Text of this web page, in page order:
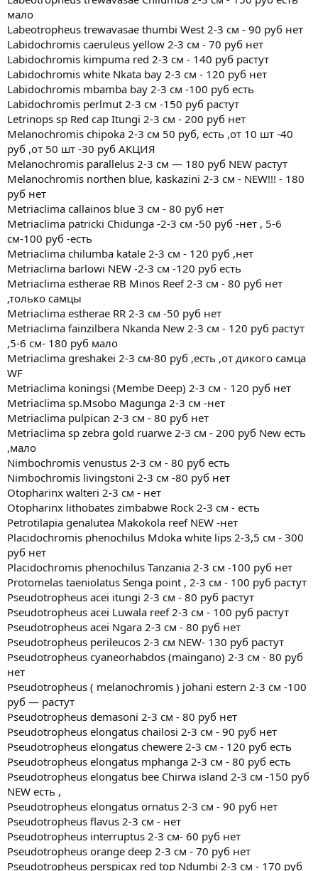
мало
Labeotropheus trewavasae thumbi West 2-3 см - 90 руб нет
Labidochromis caeruleus yellow 2-3 см - 70 руб нет
Labidochromis kimpuma red 2-3 см - 140 руб растут
Labidoсhromis white Nkata bay 2-3 см - 120 руб нет
Labidochromis mbamba bay 2-3 см -100 руб есть
Labidochromis perlmut 2-3 см -150 руб растут
Letrinops sp Red cap Itungi 2-3 см - 200 руб нет
Melanochromis chipoka 2-3 см 50 руб, есть ,от 10 шт -40
руб ,от 50 шт -30 руб АКЦИЯ
Melanochromis parallelus 2-3 см — 180 руб NEW растут
Melanochromis northen blue, kaskazini 2-3 см - NEW!!! - 180
руб нет
Metriaclima callainos blue 3 см - 80 руб нет
Metriaclima patricki Chidunga -2-3 см -50 руб -нет , 5-6
см-100 руб -есть
Metriaclima chilumba katale 2-3 см - 120 руб ,нет
Metriaclima barlowi NEW -2-3 см -120 руб есть
Metriaclima estherae RB Minos Reef 2-3 см - 80 руб нет
,только самцы
Metriaclima estherae RR 2-3 см -50 руб нет
Metriaclima fainzilbera Nkanda New 2-3 см - 120 руб растут
,5-6 см- 180 руб мало
Metriaclima greshakei 2-3 см-80 руб ,есть ,от дикого самца
WF
Metriaclima koningsi (Membe Deep) 2-3 см - 120 руб нет
Metriaclima sp.Msobo Magunga 2-3 см -нет
Metriaclima pulpican 2-3 см - 80 руб нет
Metriaclima sp zebra gold ruarwe 2-3 см - 200 руб New есть
,мало
Nimbochromis venustus 2-3 см - 80 руб есть
Nimbochromis livingstoni 2-3 см -80 руб нет
Otopharinx walteri 2-3 см - нет
Otopharinx lithobates zimbabwe Rock 2-3 см - есть
Petrotilapia genalutea Makokola reef NEW -нет
Placidochromis phenochilus Mdoka white lips 2-3,5 см - 300
руб нет
Placidochromis phenochilus Tanzania 2-3 см -100 руб нет
Protomelas taeniolatus Senga point , 2-3 см - 100 руб растут
Pseudotropheus acei itungi 2-3 см - 80 руб растут
Pseudotropheus acei Luwala reef 2-3 см - 100 руб растут
Pseudotropheus acei Ngara 2-3 см - 80 руб нет
Pseudotropheus perileucos 2-3 см NEW- 130 руб растут
Pseudotropheus cyaneorhabdos (maingano) 2-3 см - 80 руб
нет
Pseudotropheus ( melanochromis ) johani estern 2-3 см -100
руб — растут
Pseudotropheus demasoni 2-3 см - 80 руб нет
Pseudotropheus elongatus chailosi 2-3 см - 90 руб нет
Pseudotropheus elongatus chewere 2-3 см - 120 руб есть
Pseudotropheus elongatus mphanga 2-3 см - 80 руб есть
Pseudotropheus elongatus bee Chirwa island 2-3 см -150 руб
NEW есть ,
Pseudotropheus elongatus ornatus 2-3 см - 90 руб нет
Pseudotropheus flavus 2-3 см - нет
Pseudotropheus interruptus 2-3 см- 60 руб нет
Pseudotropheus orange deep 2-3 см - 70 руб нет
Pseudotropheus perspicax red top Ndumbi 2-3 см - 170 руб